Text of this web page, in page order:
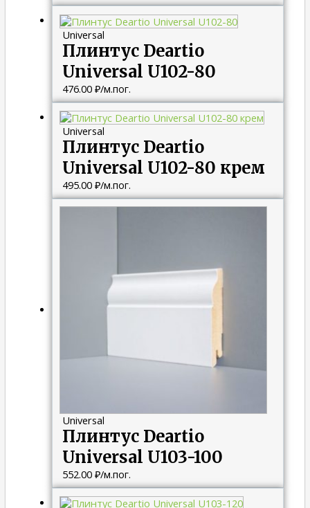
Universal
Плинтус Deartio
Universal U102-80
476.00 ₽/м.пог.
Universal
Плинтус Deartio
Universal U102-80 крем
495.00 ₽/м.пог.
Universal
Плинтус Deartio
Universal U103-100
552.00 ₽/м.пог.